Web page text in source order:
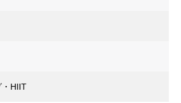
・HIIT